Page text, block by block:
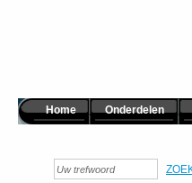
Home Onderdelen